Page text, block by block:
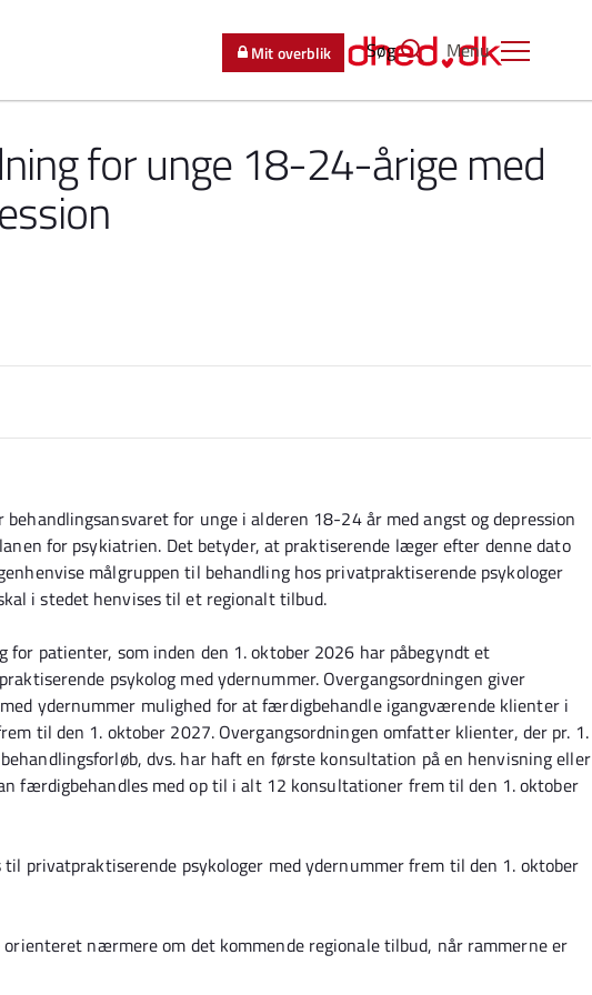
Menu
Søg
Mit overblik
for unge 18-24-årige med
for unge i alderen 18-24 år med angst og depression
for psykiatrien. Det betyder, at praktiserende læger efter denne dato
målgruppen til behandling hos privatpraktiserende psykologer
i stedet henvises til et regionalt tilbud.
for patienter, som inden den 1. oktober 2026 har påbegyndt et
psykolog med ydernummer. Overgangsordningen giver
ydernummer mulighed for at færdigbehandle igangværende klienter i
til den 1. oktober 2027. Overgangsordningen omfatter klienter, der pr. 1.
dvs. har haft en første konsultation på en henvisning eller
færdigbehandles med op til i alt 12 konsultationer frem til den 1. oktober
privatpraktiserende psykologer med ydernummer frem til den 1. oktober
nærmere om det kommende regionale tilbud, når rammerne er